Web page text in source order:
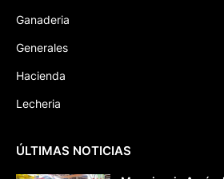
Ganaderia
Generales
Hacienda
Lecheria
ÚLTIMAS NOTICIAS